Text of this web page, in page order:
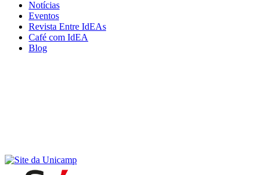
Notícias
Eventos
Revista Entre IdEAs
Café com IdEA
Blog